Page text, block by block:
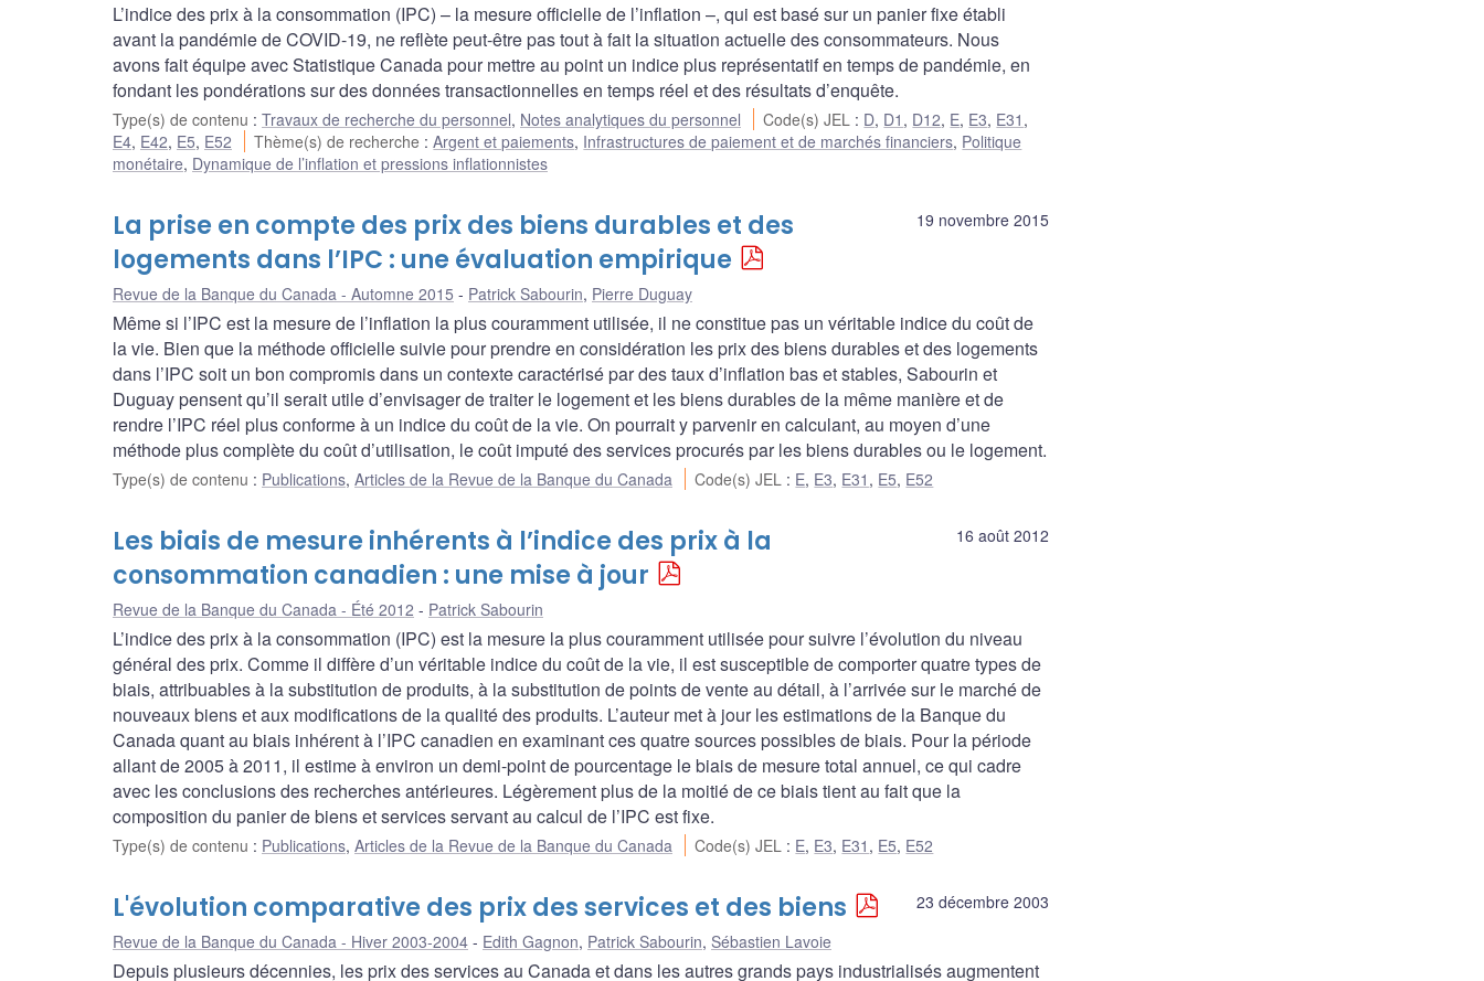
L’indice des prix à la consommation (IPC) – la mesure officielle de l’inflation –, qui est basé sur un panier fixe établi
avant la pandémie de COVID-19, ne reflète peut-être pas tout à fait la situation actuelle des consommateurs. Nous
avons fait équipe avec Statistique Canada pour mettre au point un indice plus représentatif en temps de pandémie, en
fondant les pondérations sur des données transactionnelles en temps réel et des résultats d’enquête.
Type(s) de contenu : Travaux de recherche du personnel, Notes analytiques du personnel Code(s) JEL : D, D1 , D12, E, E3, E31 ,
E4, E42, E5, E52 Thème(s) de recherche :Argent et paiements, Infrastructures de paiement et de marchés financiers, Politique
monétaire, Dynamique de l’inflation et pressions inflationnistes
19 novembre 2015
La prise en compte des prix des biens durables et des
logements dans l’IPC : une évaluation empirique
Revue de la Banque du Canada - Automne 2015 Patrick Sabourin, Pierre Duguay
Même si l’IPC est la mesure de l’inflation la plus couramment utilisée, il ne constitue pas un véritable indice du coût de
la vie. Bien que la méthode officielle suivie pour prendre en considération les prix des biens durables et des logements
dans l’IPC soit un bon compromis dans un contexte caractérisé par des taux d’inflation bas et stables, Sabourin et
Duguay pensent qu’il serait utile d’envisager de traiter le logement et les biens durables de la même manière et de
rendre l’IPC réel plus conforme à un indice du coût de la vie. On pourrait y parvenir en calculant, au moyen d’une
méthode plus complète du coût d’utilisation, le coût imputé des services procurés par les biens durables ou le logement.
Type(s) de contenu : Publications, Articles de la Revue de la Banque du Canada Code(s) JEL : E, E3, E31 , E5, E52
16 août 2012
Les biais de mesure inhérents à l’indice des prix à la
consommation canadien : une mise à jour
Revue de la Banque du Canada - Été 2012 Patrick Sabourin
L’indice des prix à la consommation (IPC) est la mesure la plus couramment utilisée pour suivre l’évolution du niveau
général des prix. Comme il diffère d’un véritable indice du coût de la vie, il est susceptible de comporter quatre types de
biais, attribuables à la substitution de produits, à la substitution de points de vente au détail, à l’arrivée sur le marché de
nouveaux biens et aux modifications de la qualité des produits. L’auteur met à jour les estimations de la Banque du
Canada quant au biais inhérent à l’IPC canadien en examinant ces quatre sources possibles de biais. Pour la période
allant de 2005 à 2011, il estime à environ un demi-point de pourcentage le biais de mesure total annuel, ce qui cadre
avec les conclusions des recherches antérieures. Légèrement plus de la moitié de ce biais tient au fait que la
composition du panier de biens et services servant au calcul de l’IPC est fixe.
Type(s) de contenu : Publications, Articles de la Revue de la Banque du Canada Code(s) JEL : E, E3, E31 , E5, E52
23 décembre 2003
L'évolution comparative des prix des services et des biens
Revue de la Banque du Canada - Hiver 2003-2004 Edith Gagnon, Patrick Sabourin, Sébastien Lavoie
Depuis plusieurs décennies, les prix des services au Canada et dans les autres grands pays industrialisés augmentent